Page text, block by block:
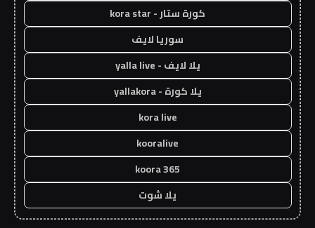
كورة ستار - kora star
سوريا لايف
يلا لايف - yalla live
يلا كورة - yallakora
kora live
kooralive
koora 365
يلا شوت